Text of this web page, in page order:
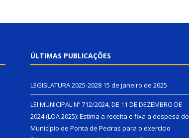
ÚLTIMAS PUBLICAÇÕES
LEGISLATURA 2025-2028 15 de janeiro de 2025
LEI MUNICIPAL Nº 712/2024, DE 11 DE DEZEMBRO DE
2024 (LOA 2025): Estima a receita e fixa a despesa do
Município de Ponta de Pedras para o exercício